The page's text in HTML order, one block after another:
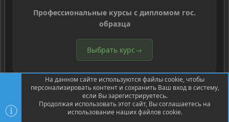
Профессиональные курсы с дипломом гос.
образца
Выбрать курс→
Community platform by XenForo ® © 2010-2026 XenForo Ltd.
На данном сайте используются файлы cookie, чтобы
персонализировать контент и сохранить Ваш вход в систему,
если Вы зарегистрируетесь.
Продолжая использовать этот сайт, Вы соглашаетесь на
использование наших файлов cookie.